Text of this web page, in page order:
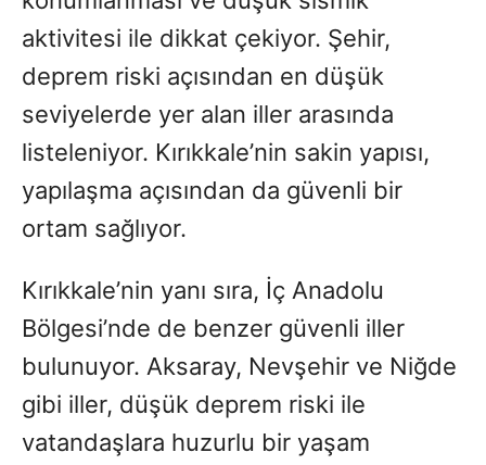
aktivitesi ile dikkat çekiyor. Şehir,
deprem riski açısından en düşük
seviyelerde yer alan iller arasında
listeleniyor. Kırıkkale’nin sakin yapısı,
yapılaşma açısından da güvenli bir
ortam sağlıyor.
Kırıkkale’nin yanı sıra, İç Anadolu
Bölgesi’nde de benzer güvenli iller
bulunuyor. Aksaray, Nevşehir ve Niğde
gibi iller, düşük deprem riski ile
vatandaşlara huzurlu bir yaşam